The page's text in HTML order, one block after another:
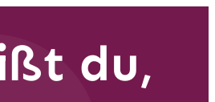
du,